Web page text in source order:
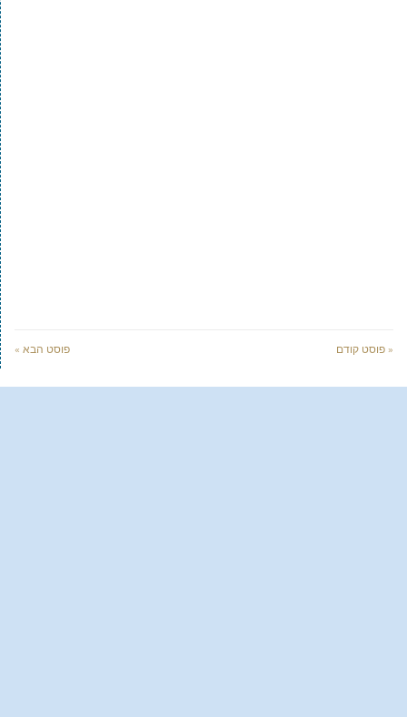
« פוסט קודם פוסט הבא »